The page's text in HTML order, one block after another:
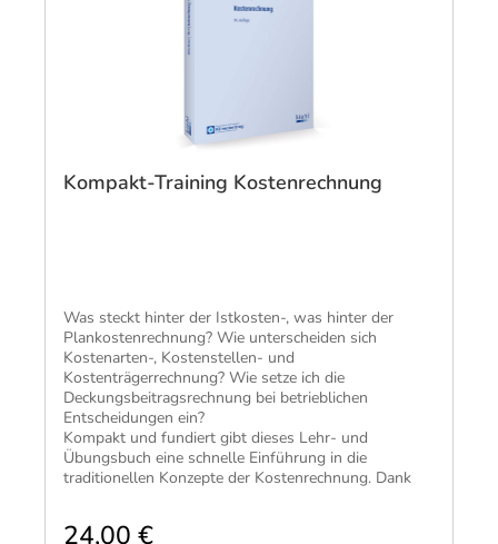
Kompakt-Training Kostenrechnung
Was steckt hinter der Istkosten-, was hinter der
Plankostenrechnung? Wie unterscheiden sich
Kostenarten-, Kostenstellen- und
Kostenträgerrechnung? Wie setze ich die
Deckungsbeitragsrechnung bei betrieblichen
Entscheidungen ein?
Kompakt und fundiert gibt dieses Lehr- und
Übungsbuch eine schnelle Einführung in die
traditionellen Konzepte der Kostenrechnung. Dank
kürzester Zeit einen grundlegenden Einblick in
24,00 €